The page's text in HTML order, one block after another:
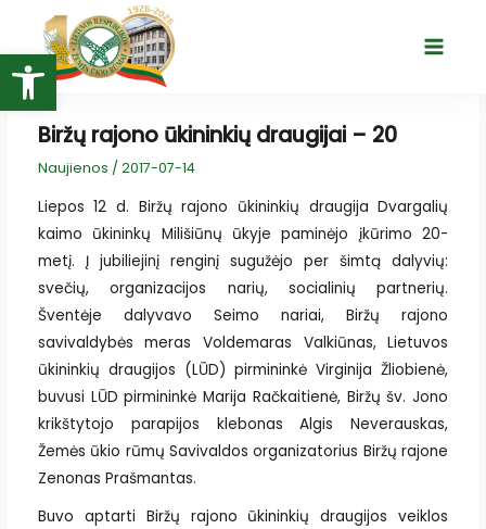
Open toolbar
turinio
Main
Biržų rajono ūkininkių draugijai – 20
Naujienos / 2017-07-14
Liepos 12 d. Biržų rajono ūkininkių draugija Dvargalių
kaimo ūkininkų Milišiūnų ūkyje paminėjo įkūrimo 20-
metį. Į jubiliejinį renginį sugužėjo per šimtą dalyvių:
svečių, organizacijos narių, socialinių partnerių.
Šventėje dalyvavo Seimo nariai, Biržų rajono
savivaldybės meras Voldemaras Valkiūnas, Lietuvos
ūkininkių draugijos (LŪD) pirmininkė Virginija Žliobienė,
buvusi LŪD pirmininkė Marija Račkaitienė, Biržų šv. Jono
krikštytojo parapijos klebonas Algis Neverauskas,
Žemės ūkio rūmų Savivaldos organizatorius Biržų rajone
Zenonas Prašmantas.
Buvo aptarti Biržų rajono ūkininkių draugijos veiklos